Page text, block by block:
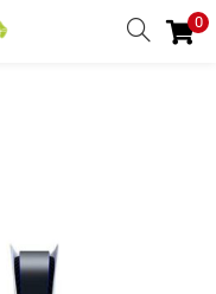
0
REGISTRARSE